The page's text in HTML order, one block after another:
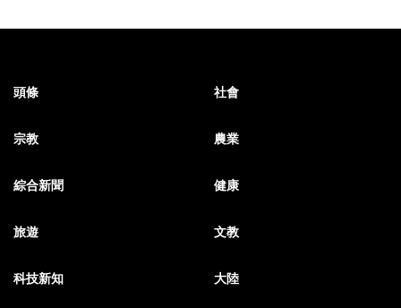
頭條 社會
宗教 農業
綜合新聞 健康
旅遊 文教
科技新知 大陸